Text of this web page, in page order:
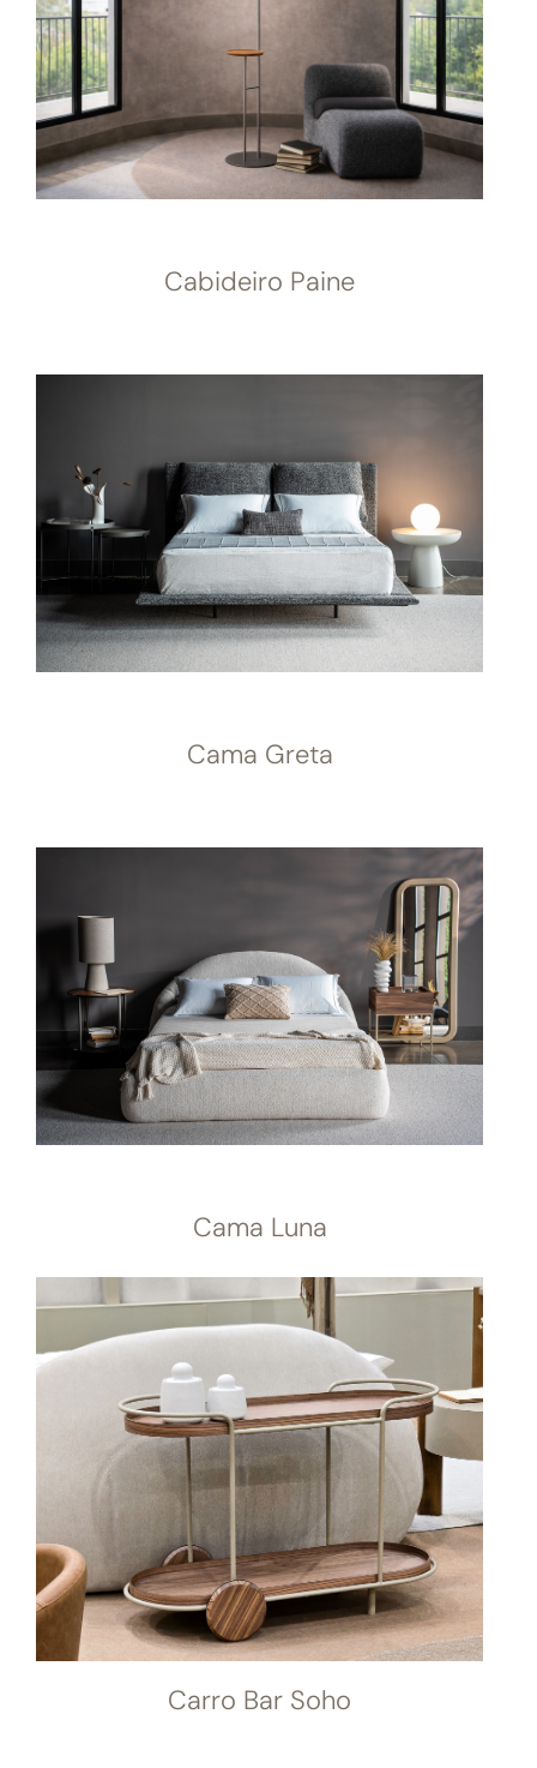
Cabideiro Paine
Cama Greta
Cama Luna
Carro Bar Soho